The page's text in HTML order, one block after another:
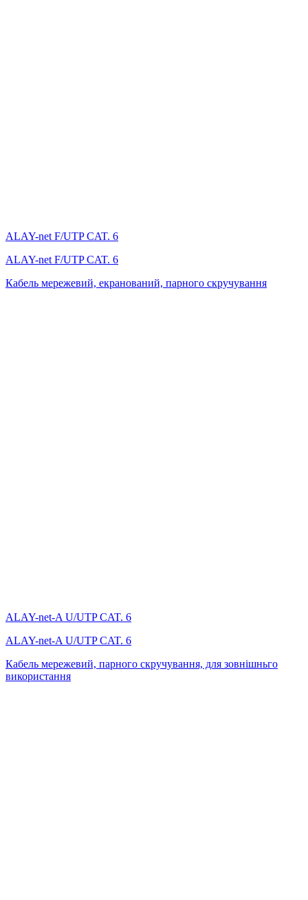
ALAY-net F/UTP CAT. 6
ALAY-net F/UTP CAT. 6
Кабель мережевий, екранований, парного скручування
ALAY-net-A U/UTP CAT. 6
ALAY-net-A U/UTP CAT. 6
Кабель мережевий, парного скручування, для зовнішньго
використання